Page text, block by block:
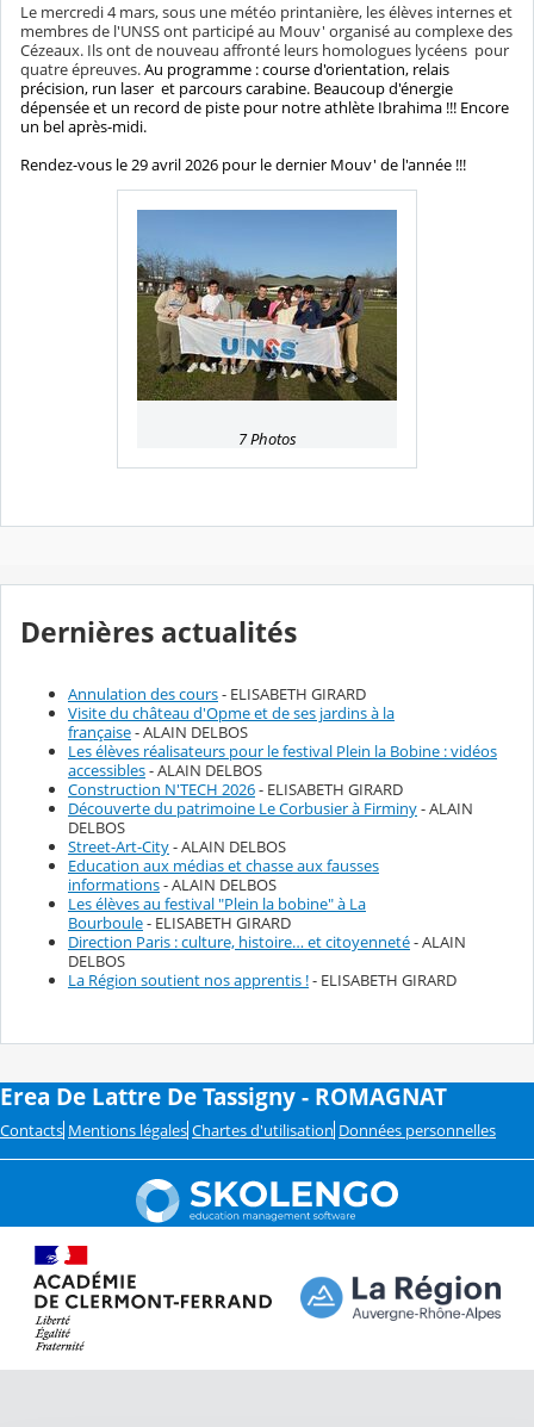
Le mercredi 4 mars, sous une météo printanière, les élèves internes et
membres de l'UNSS ont participé au Mouv' organisé au complexe des
Cézeaux. Ils ont de nouveau affronté leurs homologues lycéens pour
quatre épreuves.Au programme : course d'orientation, relais
précision, run laser et parcours carabine. Beaucoup d'énergie
dépensée et un record de piste pour notre athlète Ibrahima !!! Encore
un bel après-midi.
Rendez-vous le 29 avril 2026 pour le dernier Mouv' de l'année !!!
7 Photos
Dernières actualités
Annulation des cours- ELISABETH GIRARD
Visite du château d'Opme et de ses jardins à la
française- ALAIN DELBOS
Les élèves réalisateurs pour le festival Plein la Bobine : vidéos
accessibles- ALAIN DELBOS
Construction N'TECH 2026- ELISABETH GIRARD
Découverte du patrimoine Le Corbusier à Firminy- ALAIN
DELBOS
Street-Art-City- ALAIN DELBOS
Education aux médias et chasse aux fausses
informations- ALAIN DELBOS
Les élèves au festival "Plein la bobine" à La
Bourboule- ELISABETH GIRARD
Direction Paris : culture, histoire… et citoyenneté- ALAIN
DELBOS
La Région soutient nos apprentis !- ELISABETH GIRARD
Erea De Lattre De Tassigny - ROMAGNAT
Contacts Mentions légales Chartes d'utilisation Données personnelles